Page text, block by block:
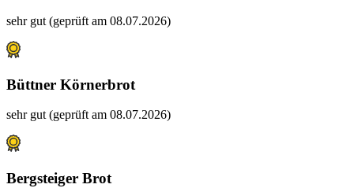
sehr gut (geprüft am 08.07.2026)
Büttner Körnerbrot
sehr gut (geprüft am 08.07.2026)
Bergsteiger Brot